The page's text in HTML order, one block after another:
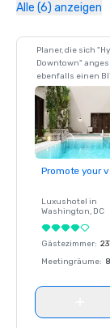
Alle (6) anzeigen
Planer, die sich
Downtown"
ebenfalls einen
Promote your
Luxushotel in
Washington, DC
Gästezimmer:
Meetingräume: 8